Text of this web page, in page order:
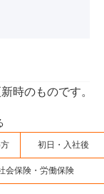
時のものです。
初日・入社後
会保険・労働保険